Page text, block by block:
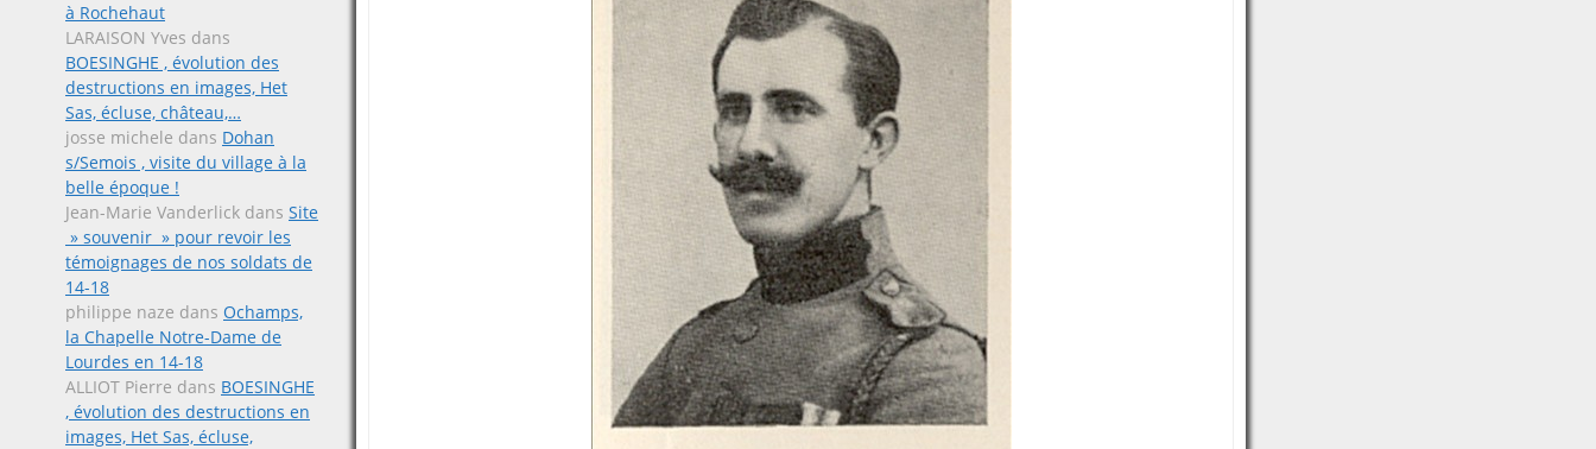
à Rochehaut
LARAISON Yves dans
BOESINGHE , évolution des
destructions en images, Het
Sas, écluse, château,…
josse michele dans Dohan
s/Semois , visite du village à la
belle époque !
Jean-Marie Vanderlick dans Site
» souvenir » pour revoir les
témoignages de nos soldats de
14-18
philippe naze dans Ochamps,
la Chapelle Notre-Dame de
Lourdes en 14-18
ALLIOT Pierre dans BOESINGHE
, évolution des destructions en
images, Het Sas, écluse,